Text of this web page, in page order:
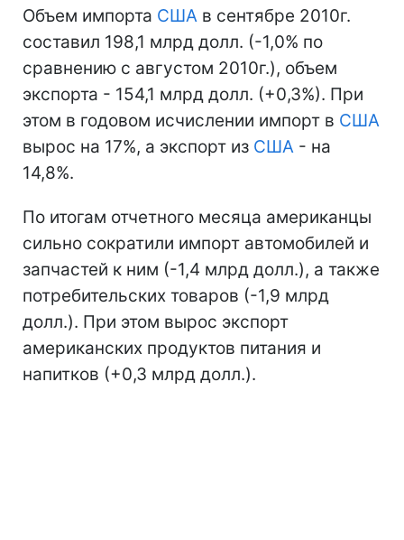
Объем импорта США в сентябре 2010г.
составил 198,1 млрд долл. (-1,0% по
сравнению с августом 2010г.), объем
экспорта - 154,1 млрд долл. (+0,3%). При
этом в годовом исчислении импорт в США
вырос на 17%, а экспорт из США - на
14,8%.
По итогам отчетного месяца американцы
сильно сократили импорт автомобилей и
запчастей к ним (-1,4 млрд долл.), а также
потребительских товаров (-1,9 млрд
долл.). При этом вырос экспорт
американских продуктов питания и
напитков (+0,3 млрд долл.).